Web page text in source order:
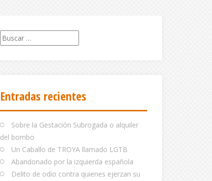
Buscar:
Entradas recientes
Sobre la Gestación Subrogada o alquiler
del bombo
Un Caballo de TROYA llamado LGTB
Abandonado por la izquierda española
Delito de odio contra quienes ejerzan su